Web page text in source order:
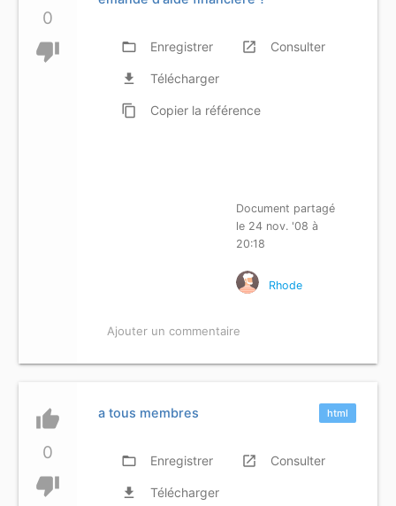
0
thumb_down folder_open Enregistrer launch Consulter
file_download Télécharger
content_copy Copier la référence
Document partagé
le 24 nov. '08 à
20:18
Rhode
Ajouter un commentaire
thumb_up
0
thumb_down
html
a tous membres
folder_open Enregistrer launch Consulter
file_download Télécharger